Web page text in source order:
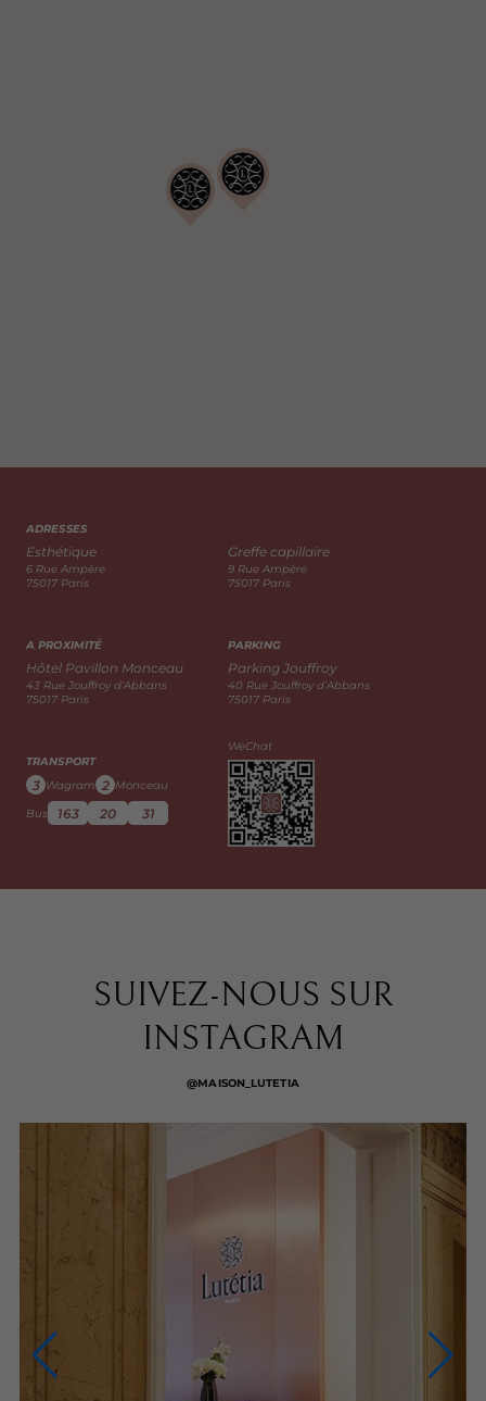
ADRESSES
Esthétique
6 Rue Ampère
75017 Paris
Greffe capillaire
9 Rue Ampère
75017 Paris
A PROXIMITÉ
Hôtel Pavillon Monceau
43 Rue Jouffroy d’Abbans
75017 Paris
PARKING
Parking Jouffroy
40 Rue Jouffroy d’Abbans
75017 Paris
TRANSPORT
3 Wagram 2 Monceau
Bus
163 20 31
WeChat
SUIVEZ-NOUS SUR
INSTAGRAM
@MAISON_LUTETIA
NOUS CONTACTER